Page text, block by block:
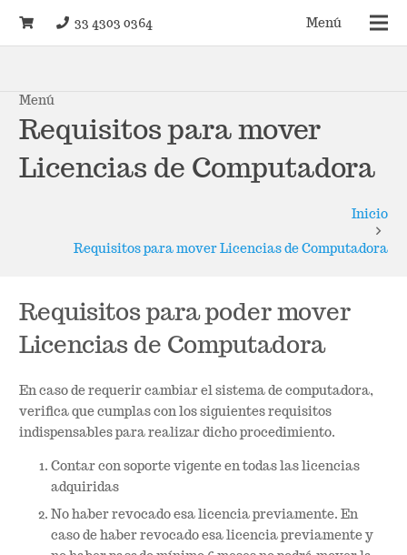
33 4303 0364 Menú
Menú
Requisitos para mover
Licencias de Computadora
Inicio
Requisitos para mover Licencias de Computadora
Requisitos para poder mover
Licencias de Computadora
En caso de requerir cambiar el sistema de computadora,
verifica que cumplas con los siguientes requisitos
indispensables para realizar dicho procedimiento.
Contar con soporte vigente en todas las licencias
adquiridas
No haber revocado esa licencia previamente. En
caso de haber revocado esa licencia previamente y